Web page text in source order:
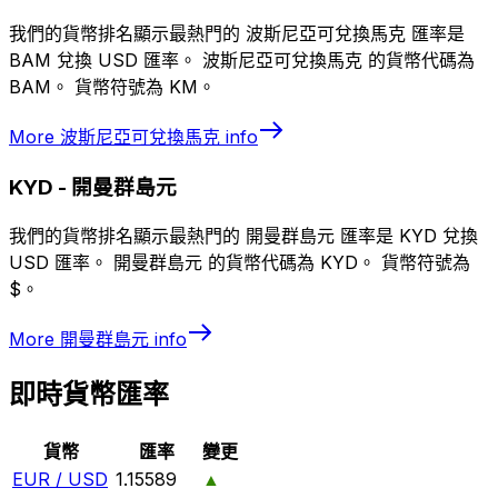
我們的貨幣排名顯示最熱門的 波斯尼亞可兌換馬克 匯率是
BAM 兌換 USD 匯率。 波斯尼亞可兌換馬克 的貨幣代碼為
BAM。 貨幣符號為 KM。
More 波斯尼亞可兌換馬克 info
KYD - 開曼群島元
我們的貨幣排名顯示最熱門的 開曼群島元 匯率是 KYD 兌換
USD 匯率。 開曼群島元 的貨幣代碼為 KYD。 貨幣符號為
$。
More 開曼群島元 info
即時貨幣匯率
貨幣 匯率
變更
EUR / USD 1.15589
▲